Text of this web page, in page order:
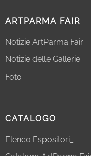
ARTPARMA FAIR
Notizie ArtParma Fair
Notizie delle Gallerie
Foto
CATALOGO
Elenco Espositori_